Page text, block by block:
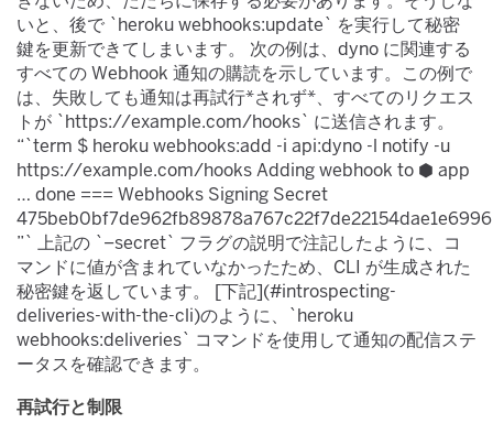
いと、後で `heroku webhooks:update`​ を実行して秘密
鍵を更新できてしまいます。 次の例は、dyno に関連する
すべての Webhook 通知の購読を示しています。この例で
は、失敗しても通知は再試行*されず*​、すべてのリクエス
トが `https://example.com/hooks`​ に送信されます。
“`term $ heroku webhooks:add -i api:dyno -l notify -u
https://example.com/hooks Adding webhook to ⬢ app
… done === Webhooks Signing Secret
”` 上記の `–secret`​ フラグの説明で注記したように、コ
マンドに値が含まれていなかったため、CLI が生成された
秘密鍵を返しています。 [下記](#introspecting-
deliveries-with-the-cli)​のように、`heroku
webhooks:deliveries`​ コマンドを使用して通知の配信ステ
ータスを確認できます。
再試行と制限